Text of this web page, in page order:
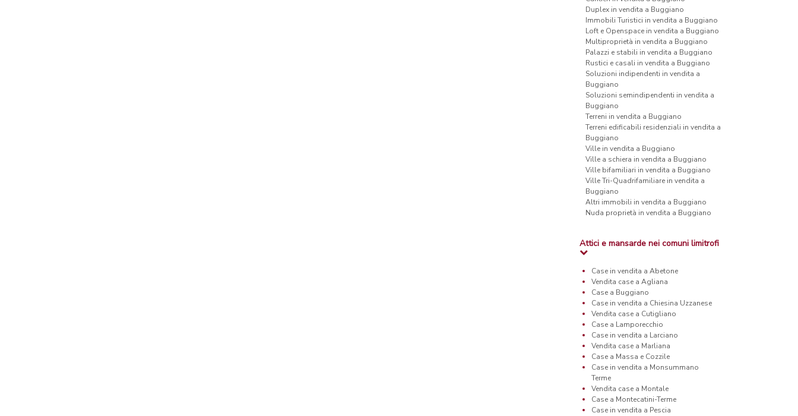
Duplex in vendita a Buggiano
Immobili Turistici in vendita a Buggiano
Loft e Openspace in vendita a Buggiano
Multiproprietà in vendita a Buggiano
Palazzi e stabili in vendita a Buggiano
Rustici e casali in vendita a Buggiano
Soluzioni indipendenti in vendita a
Buggiano
Soluzioni semindipendenti in vendita a
Buggiano
Terreni in vendita a Buggiano
Terreni edificabili residenziali in vendita a
Buggiano
Ville in vendita a Buggiano
Ville a schiera in vendita a Buggiano
Ville bifamiliari in vendita a Buggiano
Ville Tri-Quadrifamiliare in vendita a
Buggiano
Altri immobili in vendita a Buggiano
Nuda proprietà in vendita a Buggiano
Attici e mansarde nei comuni limitrofi
Case in vendita a Abetone
Vendita case a Agliana
Case a Buggiano
Case in vendita a Chiesina Uzzanese
Vendita case a Cutigliano
Case a Lamporecchio
Case in vendita a Larciano
Vendita case a Marliana
Case a Massa e Cozzile
Case in vendita a Monsummano
Terme
Vendita case a Montale
Case a Montecatini-Terme
Case in vendita a Pescia